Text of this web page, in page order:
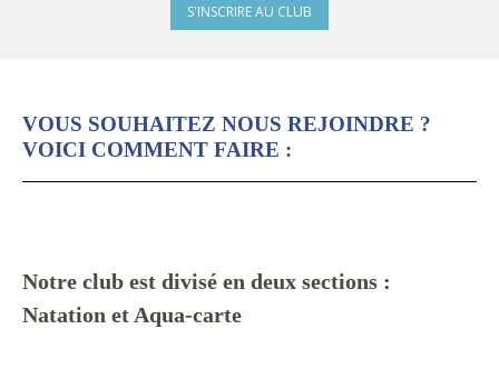
S'INSCRIRE AU CLUB
VOUS SOUHAITEZ NOUS REJOINDRE ?
VOICI COMMENT FAIRE :
Notre club est divisé en deux sections :
Natation et Aqua-carte